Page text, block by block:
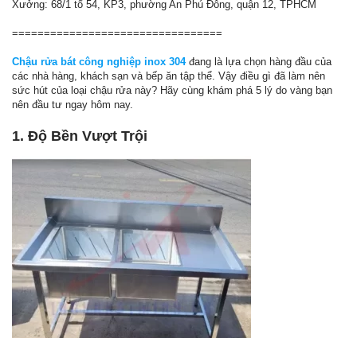
Xưởng: 68/1 tổ 54, KP3, phường An Phú Đông, quận 12, TPHCM
=================================
Chậu rửa bát công nghiệp inox 304đang là lựa chọn hàng đầu của
các nhà hàng, khách sạn và bếp ăn tập thể. Vậy điều gì đã làm nên
sức hút của loại chậu rửa này? Hãy cùng khám phá 5 lý do vàng bạn
nên đầu tư ngay hôm nay.
1. Độ Bền Vượt Trội